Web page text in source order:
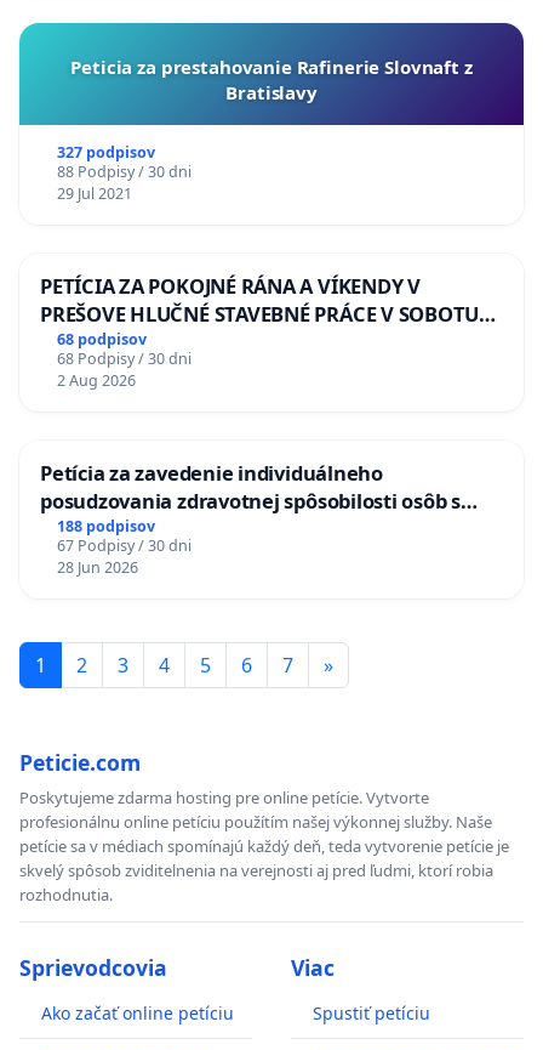
Peticia za prestahovanie Rafinerie Slovnaft z
Bratislavy
327 podpisov
88 Podpisy / 30 dni
29 Jul 2021
PETÍCIA ZA POKOJNÉ RÁNA A VÍKENDY V
PREŠOVE HLUČNÉ STAVEBNÉ PRÁCE V SOBOTU
LEN OD 9.00 DO 13.00 HOD., CEZ PRACOVNÝ
TÝŽDEŇ CIEĽ 8.00 – 18.00 HOD. A PRAVIDELNÁ
KONTROLA STAVBY C-AREA NA
68 podpisov
68 Podpisy / 30 dni
2 Aug 2026
Petícia za zavedenie individuálneho
posudzovania zdravotnej spôsobilosti osôb s
diabetom 1. a 2. typu pri prijímaní do
Policajného zboru SR
188 podpisov
67 Podpisy / 30 dni
28 Jun 2026
1 2 3 4 5 6 7 »
Peticie.com
Poskytujeme zdarma hosting pre online petície. Vytvorte
profesionálnu online petíciu použítím našej výkonnej služby. Naše
petície sa v médiach spomínajú každý deň, teda vytvorenie petície je
skvelý spôsob zviditelnenia na verejnosti aj pred ľudmi, ktorí robia
rozhodnutia.
Sprievodcovia
Ako začať online petíciu
Viac
Spustiť petíciu